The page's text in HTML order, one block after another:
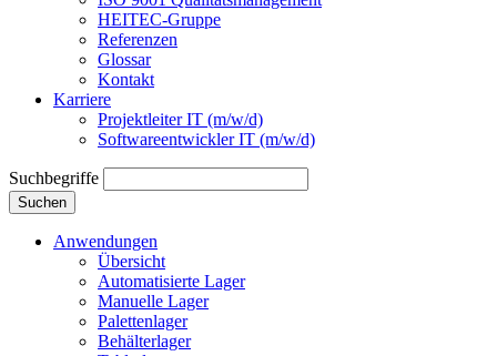
HEITEC-Gruppe
Referenzen
Glossar
Kontakt
Karriere
Projektleiter IT (m/w/d)
Softwareentwickler IT (m/w/d)
Suchbegriffe
Suchen
Anwendungen
Übersicht
Automatisierte Lager
Manuelle Lager
Palettenlager
Behälterlager